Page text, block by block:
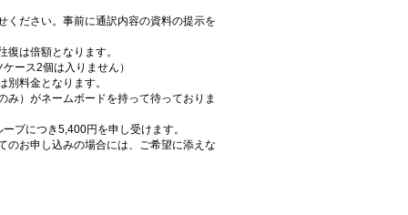
ださい。事前に通訳内容の資料の提示を
は倍額となります。
ース2個は入りません）
料金となります。
）がネームボードを持って待っておりま
プにつき5,400円を申し受けます。
のお申し込みの場合には、ご希望に添えな